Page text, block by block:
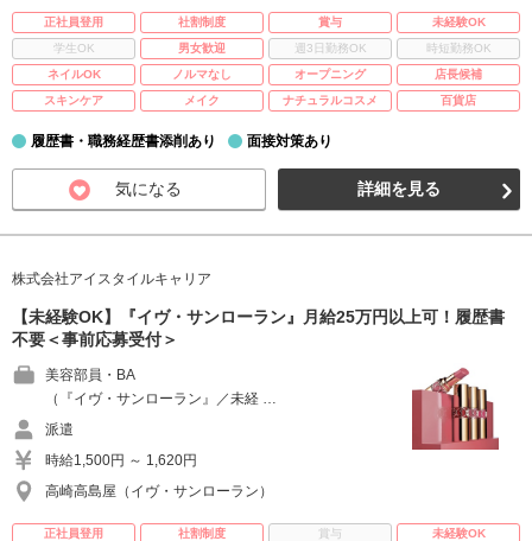
正社員登用 社割制度 賞与
未経験OK
学生OK
男女歓迎 週3日勤務OK
時短勤務OK
ネイルOK
ノルマなし オープニング
店長候補
スキンケア
メイク ナチュラルコスメ 百貨店
履歴書・職務経歴書添削あり 面接対策あり
気になる 詳細を見る
株式会社アイスタイルキャリア
【未経験OK】『イヴ・サンローラン』月給25万円以上可！履歴書
不要＜事前応募受付＞
美容部員・BA
（『イヴ・サンローラン』／未経 …
派遣
時給1,500円 ～ 1,620円
高崎高島屋（イヴ・サンローラン）
正社員登用 社割制度 賞与
未経験OK